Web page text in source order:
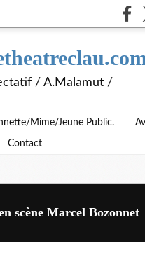
/ A.Malamut /
Mime/Jeune Public.
Contact
scène Marcel Bozonnet